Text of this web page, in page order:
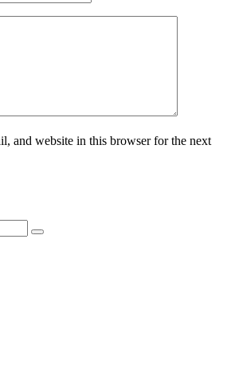
and website in this browser for the next